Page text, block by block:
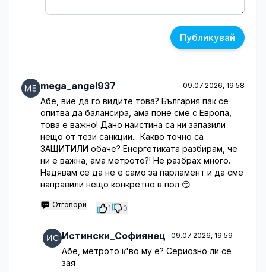
Публикувай
mega_angel937 09.07.2026, 19:58
Абе, вие да го видите това? България пак се
опитва да балансира, ама поне сме с Европа,
това е важно! Дано наистина са ни запазили
нещо от тези санкции... Какво точно са
ЗАЩИТИЛИ обаче? Енергетиката разбирам, че
ни е важна, ама метрото?! Не разбрах много.
Надявам се да не е само за парламент и да сме
направили нещо конкретно в пол 😏
Отговори 1 0
Истински_Софиянец 09.07.2026, 19:59
Абе, метрото к'во му е? Сериозно ли се
зая